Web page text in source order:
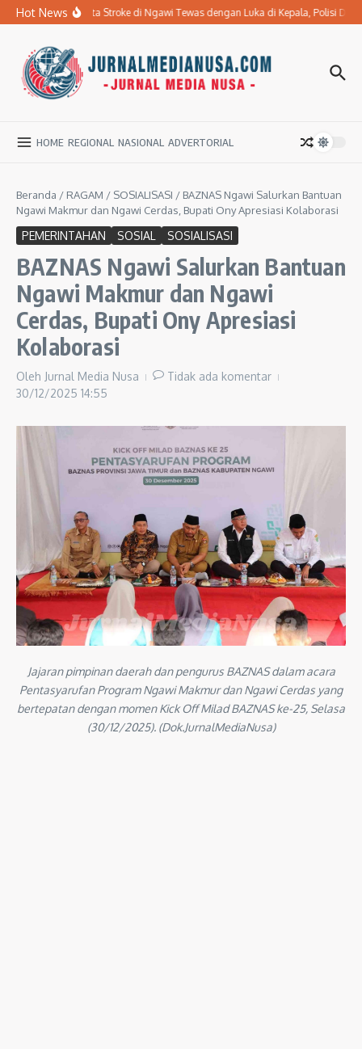
Lewati ke konten
Hot News
Ibu Penderita Stroke di Ngawi Tewas dengan Luka di Kepala, Polisi
HOME REGIONAL NASIONAL ADVERTORIAL
Beranda / RAGAM / SOSIALISASI / BAZNAS Ngawi Salurkan Bantuan
Ngawi Makmur dan Ngawi Cerdas, Bupati Ony Apresiasi Kolaborasi
PEMERINTAHAN SOSIAL SOSIALISASI
BAZNAS Ngawi Salurkan Bantuan
Ngawi Makmur dan Ngawi
Cerdas, Bupati Ony Apresiasi
Kolaborasi
Oleh Jurnal Media Nusa
Tidak ada komentar
30/12/2025 14:55
Jajaran pimpinan daerah dan pengurus BAZNAS dalam acara
Pentasyarufan Program Ngawi Makmur dan Ngawi Cerdas yang
bertepatan dengan momen Kick Off Milad BAZNAS ke-25, Selasa
(30/12/2025). (Dok.JurnalMediaNusa)